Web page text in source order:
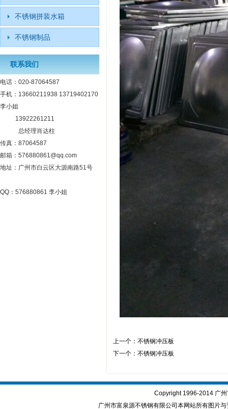
上一个： 不锈钢冲压板
下一个： 不锈钢冲压板
不锈钢拼装水箱
不锈钢制品
联系我们
电话：020-87064587
手机：13660211938 13719402170
李小姐
13922261211
总经理肖达柱
传真：87064587
邮箱：576880861@qq.com
地址：广州市白云区大源南路51号
QQ：576880861 李小姐
Copyright 1996-2014 广
广州市富泉源不锈钢有限公司本网站所有图片